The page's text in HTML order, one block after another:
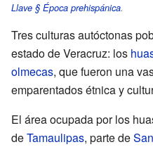
Llave § Época prehispánica.
Tres culturas autóctonas
estado de Veracruz: los
olmecas, que fueron una
emparentados étnica y
El área ocupada por los
deTamaulipas, parte de